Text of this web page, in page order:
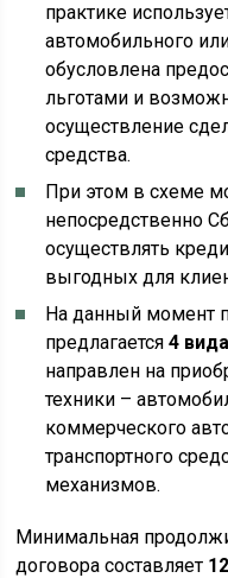
практике
автомобильного
обусловлена
льготами и
осуществление
средства.
При этом в схеме
непосредственно
осуществлять
выгодных для
На данный момент
предлагается4
направлен на
техники –
коммерческого
транспортного
механизмов.
Минимальная
договора составляет